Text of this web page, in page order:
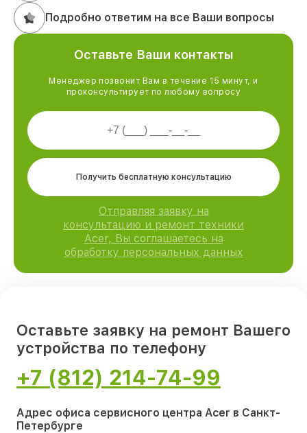
Подробно ответим на все Ваши вопросы
Оставьте Ваши контакты
Менеджер позвонит Вам в течение 15 минут, и
проконсультирует по любому вопросу
Получить бесплатную консультацию
Отправляя заявку на
консультацию и ремонт техники
Acer, Вы соглашаетесь на
обработку персональных данных
Оставьте заявку на ремонт Вашего
устройства по телефону
+7 (812) 214-74-99
Адрес офиса сервисного центра Acer в Санкт-
Петербурге